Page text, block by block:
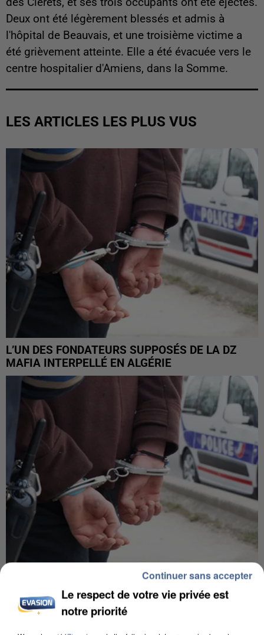
Deux ont été légèrement blessés et admis à
l'hôpital de Beauvais, et une troisième victime a
été grièvement atteinte. Elle a été évacuée vers le
centre hospitalier d'Amiens, dans la Somme.
LES ARTICLES LES PLUS VUS
L’UN DES FONDATEURS SUPPOSÉS DE LA DZ
MAFIA INTERPELLÉ EN ALGÉRIE
UN SECOND CADRE DE LA DZ MAFIA
INTERPELLÉ EN ALGÉRIE
Le respect de votre vie privée est
notre priorité
Continuer sans accepter